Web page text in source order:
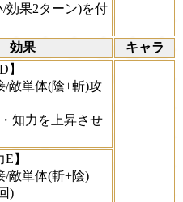
効果2ターン)を付
効果 キャラ
】
/敵単体(陰+斬)攻
知力を上昇させ
】
/敵単体(斬+陰)
)